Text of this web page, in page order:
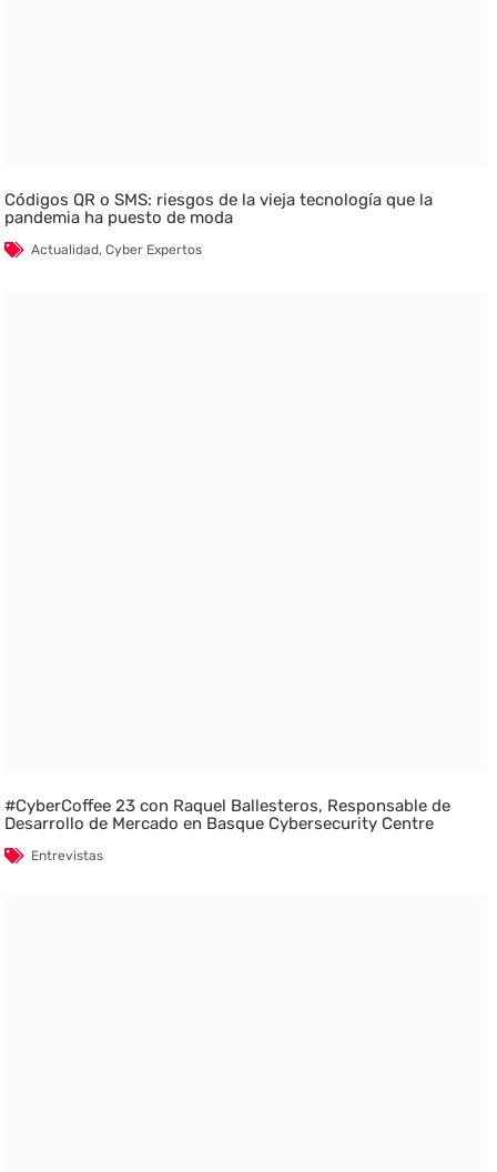
Códigos QR o SMS: riesgos de la vieja tecnología que la
pandemia ha puesto de moda
Actualidad,Cyber Expertos
#CyberCoffee 23 con Raquel Ballesteros, Responsable de
Desarrollo de Mercado en Basque Cybersecurity Centre
Entrevistas